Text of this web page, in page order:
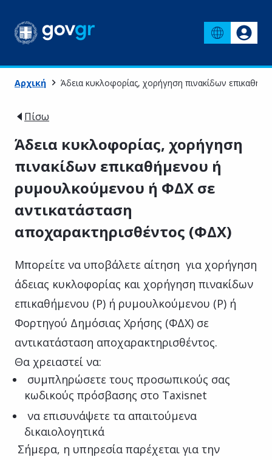
Αρχική Άδεια κυκλοφορίας, χορήγηση πινακίδων
Πίσω
Άδεια κυκλοφορίας, χορήγηση
πινακίδων επικαθήμενου ή
ρυμουλκούμενου ή ΦΔΧ σε
αντικατάσταση
αποχαρακτηρισθέντος (ΦΔΧ)
Μπορείτε να υποβάλετε αίτηση για χορήγηση
άδειας κυκλοφορίας και χορήγηση πινακίδων
επικαθήμενου (Ρ) ή ρυμουλκούμενου (Ρ) ή
Φορτηγού Δημόσιας Χρήσης (ΦΔΧ) σε
αντικατάσταση αποχαρακτηρισθέντος.
Θα χρειαστεί να:
συμπληρώσετε τους προσωπικούς σας
κωδικούς πρόσβασης στο Taxisnet
να επισυνάψετε τα απαιτούμενα
δικαιολογητικά
Σήμερα, η υπηρεσία παρέχεται για την